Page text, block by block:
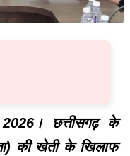
2026। छत्तीसगढ़ के
की खेती के खिलाफ